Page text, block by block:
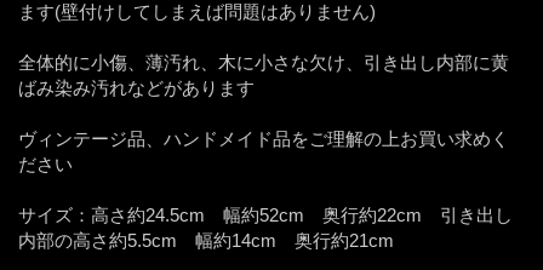
ます(壁付けしてしまえば問題はありません)
全体的に小傷、薄汚れ、木に小さな欠け、引き出し内部に黄
ばみ染み汚れなどがあります
ヴィンテージ品、ハンドメイド品をご理解の上お買い求めく
ださい
サイズ：高さ約24.5cm 幅約52cm 奥行約22cm 引き出し
内部の高さ約5.5cm 幅約14cm 奥行約21cm